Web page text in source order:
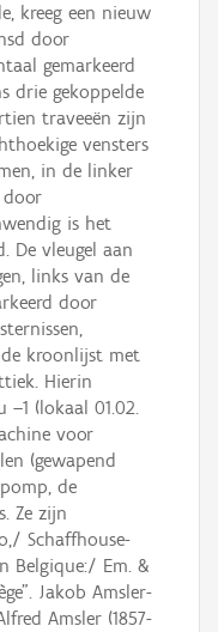
kreeg een nieuw
door
gemarkeerd
drie gekoppelde
traveeën zijn
vensters
in de linker
door
is het
De vleugel aan
links van de
door
kroonlijst met
Hierin
(lokaal 01.02.
voor
(gewapend
de
Ze zijn
Schaffhouse-
Belgique:/ Em. &
Jakob Amsler-
Amsler (1857-